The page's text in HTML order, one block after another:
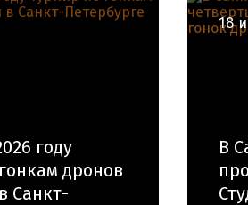
году
дронов
Санкт-
18
В